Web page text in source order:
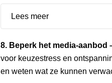
Lees meer
8. Beperk het media-aanbod
voor keuzestress en
en weten wat ze kunnen